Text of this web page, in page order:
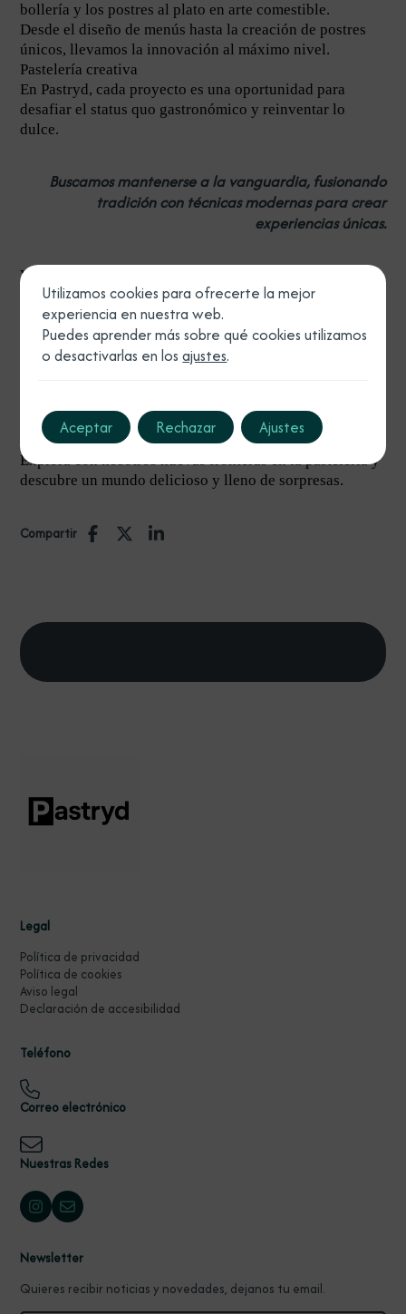
bollería y los postres al plato en arte comestible.
Desde el diseño de menús hasta la creación de postres
únicos, llevamos la innovación al máximo nivel.
Pastelería creativa
En Pastryd, cada proyecto es una oportunidad para
desafiar el status quo gastronómico y reinventar lo
dulce.
Buscamos mantenerse a la vanguardia, fusionando
tradición con técnicas modernas para crear
experiencias únicas.
Ven y descubre cómo un simple postre puede contar una
historia y despertar emociones en cada bocado.
¿Listo para unirte a la revolución
dulce?
Si te apasiona la gastronomía, te invitamos a formar
parte de nuestra comunidad de pasteleros innovadores.
Explora con nosotros nuevas fronteras en la pastelería y
descubre un mundo delicioso y lleno de sorpresas.
Compartir
Legal
Política de privacidad
Política de cookies
Aviso legal
Declaración de accesibilidad
Teléfono
Correo electrónico
Nuestras Redes
Newsletter
Quieres recibir noticias y novedades, dejanos tu email.
Utilizamos cookies para ofrecerte la mejor
experiencia en nuestra web.
Puedes aprender más sobre qué cookies utilizamos
o desactivarlas en losajustes.
Aceptar Rechazar Ajustes